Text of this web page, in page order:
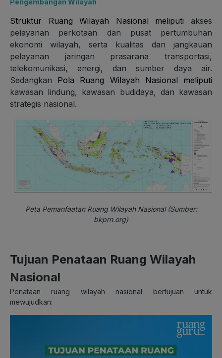
Struktur Ruang Wilayah Nasional meliputi akses
pelayanan perkotaan dan pusat pertumbuhan
ekonomi wilayah, serta kualitas dan jangkauan
pelayanan jaringan prasarana transportasi,
telekomunikasi, energi, dan sumber daya air.
Sedangkan Pola Ruang Wilayah Nasional meliputi
kawasan lindung, kawasan budidaya, dan kawasan
strategis nasional.
Peta Pemanfaatan Ruang Wilayah Nasional (Sumber:
bkprn.org)
Tujuan Penataan Ruang Wilayah
Nasional
Penataan ruang wilayah nasional bertujuan untuk
mewujudkan: